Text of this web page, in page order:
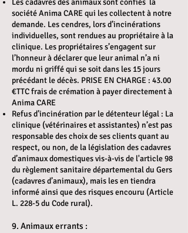
Les cadavres des animaux sont confiés la
société Anima CARE qui les collectent à notre
demande. Les cendres, lors d’incinérations
individuelles, sont rendues au propriétaire à la
clinique. Les propriétaires s’engagent sur
l’honneur à déclarer que leur animal n’a ni
mordu ni griffé qui se soit dans les 15 jours
précédant le décès. PRISE EN CHARGE : 43.00
€TTC frais de crémation à payer directement à
Anima CARE
Refus d’incinération par le détenteur légal : La
clinique (vétérinaires et assistantes) n’est pas
responsable des choix de ses clients quant au
respect, ou non, de la législation des cadavres
d’animaux domestiques vis-à-vis de l'article 98
du règlement sanitaire départemental du Gers
(cadavres d’animaux), mais les en tiendra
informé ainsi que des risques encouru (Article
L. 228-5 du Code rural).
9. Animaux errants :